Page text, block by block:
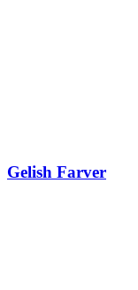
Gelish Farver